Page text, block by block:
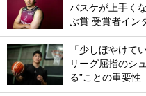
バスケが上手く
ぶ賞 受賞者イン
「少しぼやけて
リーグ屈指のシ
る”ことの重要性